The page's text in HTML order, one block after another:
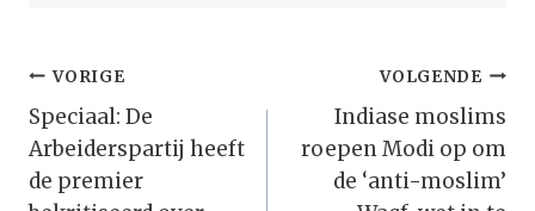
Bericht
Navigatie
VORIGE
Speciaal: De
Arbeiderspartij heeft
de premier
VOLGENDE
Indiase moslims
roepen Modi op om
de ‘anti-moslim’